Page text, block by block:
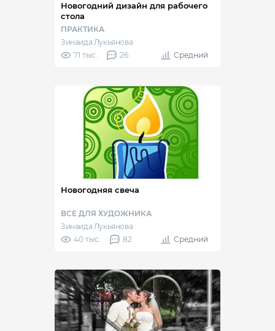
Новогодний дизайн для рабочего
стола
ПРАКТИКА
Зинаида Лукьянова
71 тыс.
26 Средний
Новогодняя свеча
ВСЕ ДЛЯ ХУДОЖНИКА
Зинаида Лукьянова
40 тыс.
82 Средний